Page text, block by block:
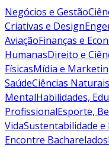
Negócios e Gestão
Criativas e Design
AviaçãoFinanças e
HumanasDireito e
FísicasMídia e
SaúdeCiências
MentalHabilidades,
ProfissionalEsporte,
VidaSustentabilidade
Encontre Bacharelados